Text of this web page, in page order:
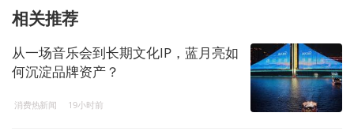
相关推荐
从一场音乐会到长期文化IP，蓝月亮如
何沉淀品牌资产？
消费热新闻 19小时前